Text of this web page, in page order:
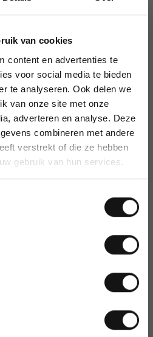
van cookies
content en advertenties te
voor social media te bieden
te analyseren. Ook delen we
van onze site met onze
adverteren en analyse. Deze
combineren met andere
verstrekt of die ze hebben
gebruik van hun services.
rood, geel, groen, blauw,
en vergaderruimtes waar
plaatsvinden. Geschikt
op whiteboards schrijft en
betrouwbare en hoogwaardige
biedt edding oplossingen